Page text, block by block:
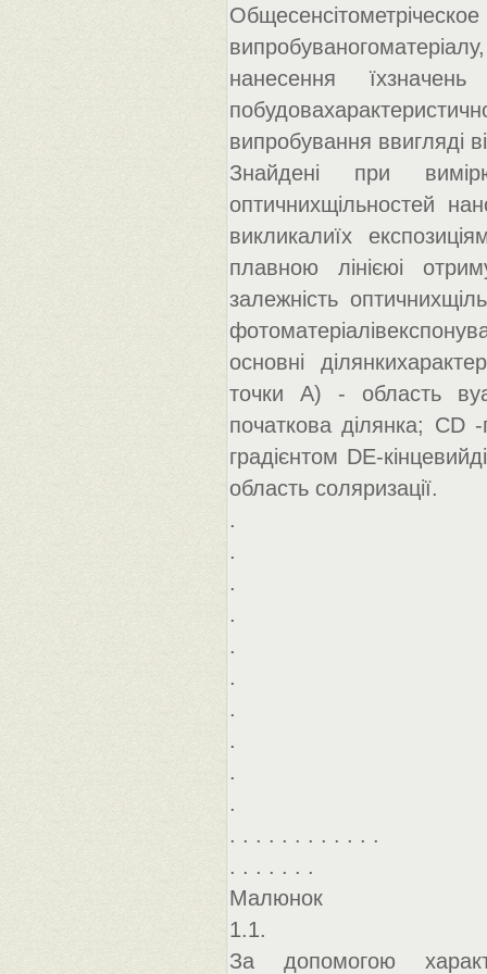
нанесення
випробування ввигляді
Знайдені при
оптичнихщільностей
викликалиїх
плавною лінієюі
залежність
основні
точки А) - область
початкова ділянка; CD
градієнтом DE-
область соляризації.
.
.
.
.
.
.
.
.
.
.
. . . . . . . . . . . .
. . . . . . .
Малюнок
1.1.
За допомогою